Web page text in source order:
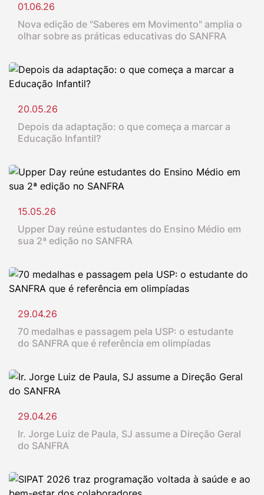
01.06.26
Nova edição de "Saberes em Movimento" amplia o
olhar sobre as práticas educativas do SANFRA
20.05.26
Depois da adaptação: o que começa a marcar a
Educação Infantil?
15.05.26
Upper Day reúne estudantes do Ensino Médio em
sua 2ª edição no SANFRA
29.04.26
70 medalhas e passagem pela USP: o estudante
do SANFRA que é referência em olimpíadas
29.04.26
Ir. Jorge Luiz de Paula, SJ assume a Direção Geral
do SANFRA